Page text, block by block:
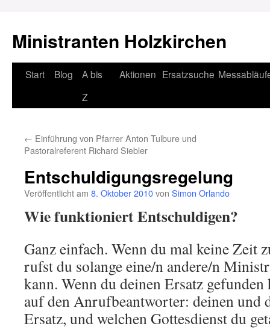
Ministranten Holzkirchen
Zum
Start Blog
A bis
Z
Aktionen Ersatzsuche
← Einführung von Pfarrer Anton Tulbure und
Pastoralreferent Richard Siebler
Entschuldigungsregelung
Veröffentlicht am 8. Oktober 2010von Simon Orlando
Wie funktioniert Entschuldigen?
Ganz einfach. Wenn du mal keine Zeit
rufst du solange eine/n andere/n
kann. Wenn du deinen Ersatz
auf den Anrufbeantworter: deinen und
Ersatz, und welchen Gottesdienst du